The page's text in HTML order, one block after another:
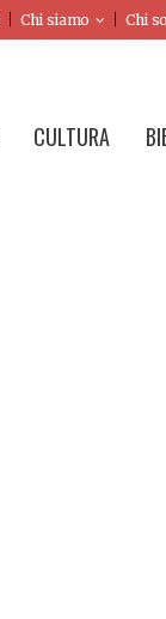
Chi siamo Chi
CULTURA